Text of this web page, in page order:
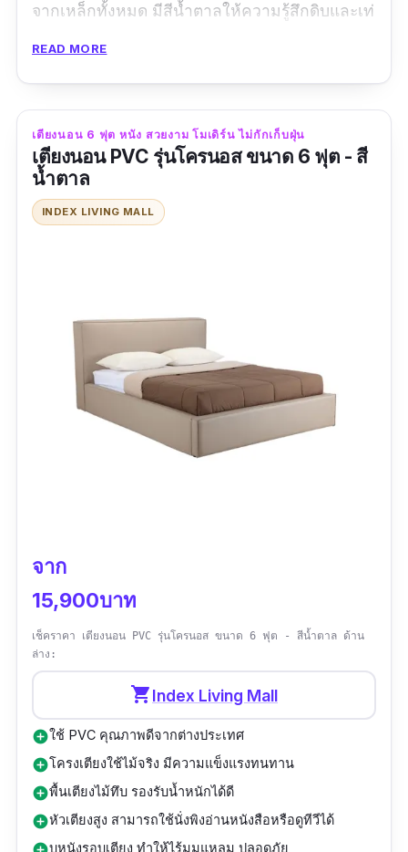
จากเหล็กทั้งหมด มีสีน้ำตาลให้ความรู้สึกดิบและเท่
สบายใจได้เลย
รีวิวจากผู้ใช้จริง
ชอบเตียงมาก ๆ สินค้าส่งตรงเวลา พนักงานสุภาพ
READ MORE
เตียงนอน 6 ฟุต หนัง สวยงาม โมเดิร์น ไม่กักเก็บฝุ่น
เตียงนอน PVC รุ่นโครนอส ขนาด 6 ฟุต - สี
น้ำตาล
INDEX LIVING MALL
จาก
15,900บาท
เช็คราคา เตียงนอน PVC รุ่นโครนอส ขนาด 6 ฟุต - สีน้ำตาล ด้าน
ล่าง:
shopping_cartIndex Living Mall
add_circleใช้ PVC คุณภาพดีจากต่างประเทศ
add_circleโครงเตียงใช้ไม้จริง มีความแข็งแรงทนทาน
add_circleพื้นเตียงไม้ทึบ รองรับน้ำหนักได้ดี
add_circleหัวเตียงสูง สามารถใช้นั่งพิงอ่านหนังสือหรือดูทีวีได้
บุหนังรอบเตียง ทำให้ไร้มุมแหลม ปลอดภัย